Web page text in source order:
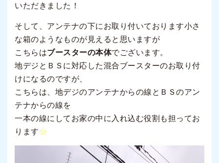
いただきました！
そして、アンテナの下にお取り付いております小さ
な箱のようなものが見えると思いますが
こちらはブースターの本体でございます。
地デジとＢＳに対応した混合ブースターのお取り付
けになるのですが、
こちらは、地デジのアンテナからの線とＢＳのアン
テナからの線を
一本の線にしてお家の中に入れ込む役割も担ってお
ります☆